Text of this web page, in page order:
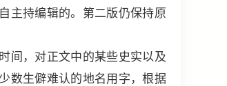
持编辑的。第二版仍保持原
，对正文中的某些史实以及
数生僻难认的地名用字，根据